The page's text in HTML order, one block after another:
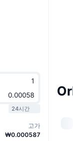
24시간
고가
₩0.000587